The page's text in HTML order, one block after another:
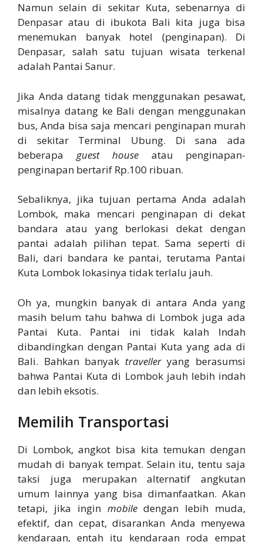
Namun selain di sekitar Kuta, sebenarnya di
Denpasar atau di ibukota Bali kita juga bisa
menemukan banyak hotel (penginapan). Di
Denpasar, salah satu tujuan wisata terkenal
adalah Pantai Sanur.
Jika Anda datang tidak menggunakan pesawat,
misalnya datang ke Bali dengan menggunakan
bus, Anda bisa saja mencari penginapan murah
di sekitar Terminal Ubung. Di sana ada
beberapa guest house atau penginapan-
penginapan bertarif Rp.100 ribuan.
Sebaliknya, jika tujuan pertama Anda adalah
Lombok, maka mencari penginapan di dekat
bandara atau yang berlokasi dekat dengan
pantai adalah pilihan tepat. Sama seperti di
Bali, dari bandara ke pantai, terutama Pantai
Kuta Lombok lokasinya tidak terlalu jauh.
Oh ya, mungkin banyak di antara Anda yang
masih belum tahu bahwa di Lombok juga ada
Pantai Kuta. Pantai ini tidak kalah Indah
dibandingkan dengan Pantai Kuta yang ada di
Bali. Bahkan banyak travelleryang berasumsi
bahwa Pantai Kuta di Lombok jauh lebih indah
dan lebih eksotis.
Memilih Transportasi
Di Lombok, angkot bisa kita temukan dengan
mudah di banyak tempat. Selain itu, tentu saja
taksi juga merupakan alternatif angkutan
umum lainnya yang bisa dimanfaatkan. Akan
tetapi, jika ingin mobiledengan lebih muda,
efektif, dan cepat, disarankan Anda menyewa
kendaraan, entah itu kendaraan roda empat